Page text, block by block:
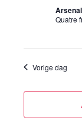
Quatre
Vorige dag